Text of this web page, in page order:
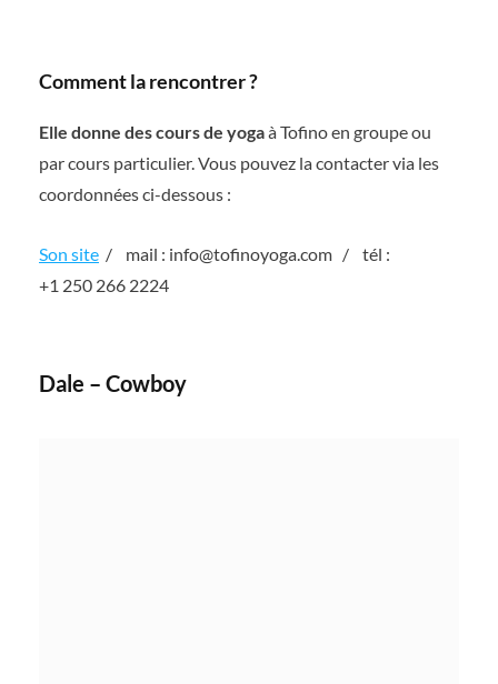
Comment la rencontrer ?
Elle donne des cours de yogaà Tofino en groupe ou
par cours particulier. Vous pouvez la contacter via les
coordonnées ci-dessous :
Son site / mail : info@tofinoyoga.com / tél :
+1 250 266 2224
Dale – Cowboy